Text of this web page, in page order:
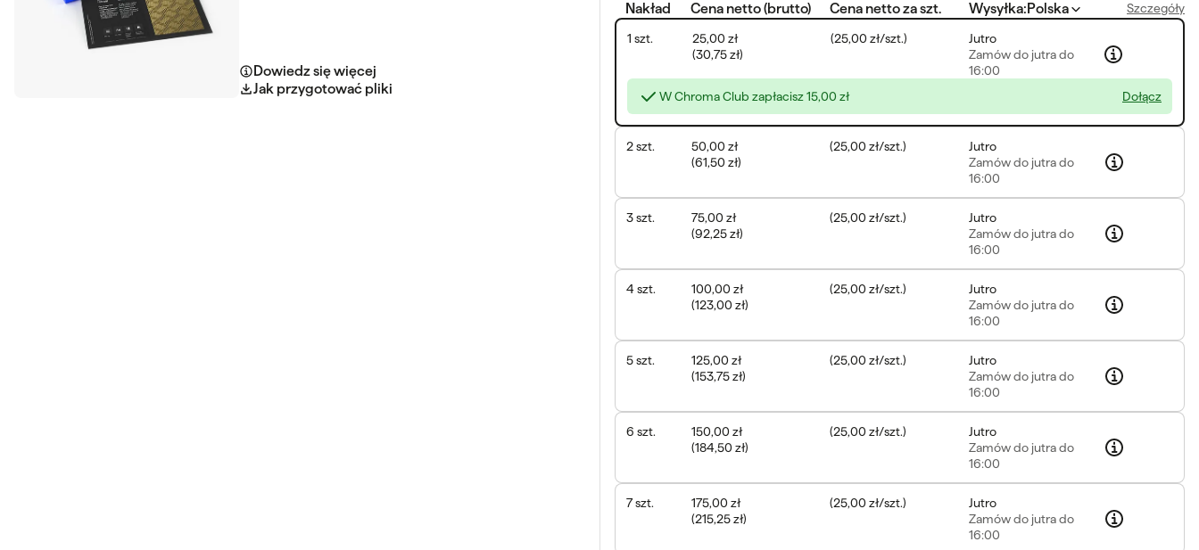
Dowiedz się więcej
Jak przygotować pliki
Nakład Cena netto(brutto) Cena netto za szt. Wysyłka: Polska Szczegóły
1 szt.
25,00 zł
(30,75 zł)
(25,00 zł/szt.)
Jutro
Zamówdo jutra do
16:00
W Chroma Club zapłacisz15,00 zł Dołącz
2 szt.
50,00 zł
(61,50 zł)
(25,00 zł/szt.)
Jutro
Zamówdo jutra do
16:00
3 szt.
75,00 zł
(92,25 zł)
(25,00 zł/szt.)
Jutro
Zamówdo jutra do
16:00
4 szt.
100,00 zł
(123,00 zł)
(25,00 zł/szt.)
Jutro
Zamówdo jutra do
16:00
5 szt.
125,00 zł
(153,75 zł)
(25,00 zł/szt.)
Jutro
Zamówdo jutra do
16:00
6 szt.
150,00 zł
(184,50 zł)
(25,00 zł/szt.)
Jutro
Zamówdo jutra do
16:00
7 szt.
175,00 zł
(215,25 zł)
(25,00 zł/szt.)
Jutro
Zamówdo jutra do
16:00